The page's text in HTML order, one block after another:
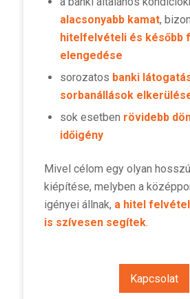
alacsonyabb kamat,
hitelfelvételi és később
elengedése
sorozatos banki
sorbanállások
sok esetben rövidebb
időigény
Mivel célom egy olyan
kiépítése, melyben a
igényei állnak, a hitel
is szívesen segítek.
Kapcsolat